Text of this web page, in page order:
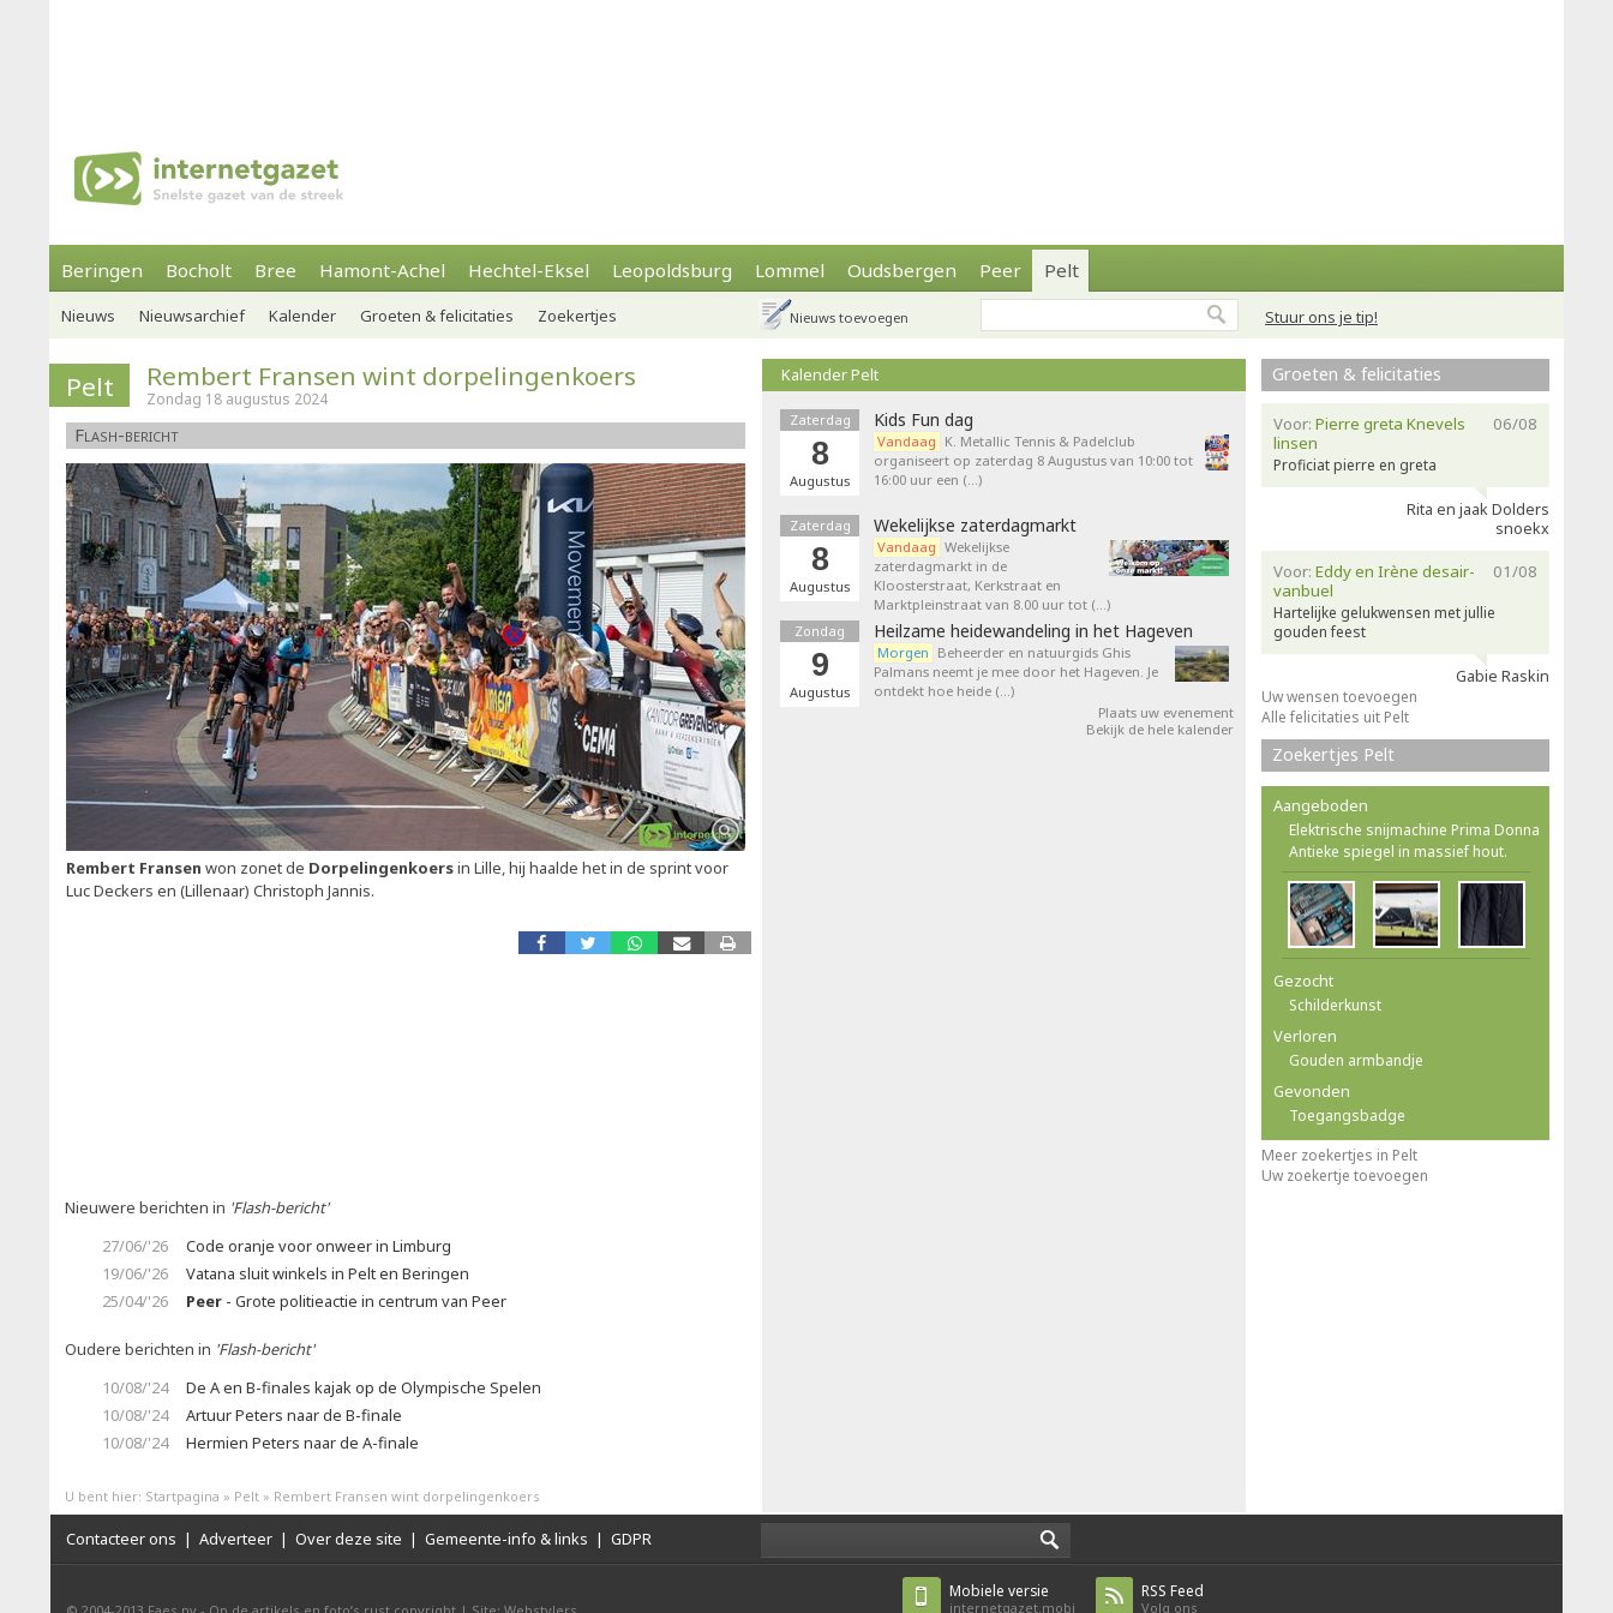
Beringen Bocholt Bree Hamont-Achel Hechtel-Eksel Leopoldsburg Lommel Oudsbergen Peer Pelt
Stuur ons je tip!
Nieuws Nieuwsarchief Kalender Groeten & felicitaties Zoekertjes Nieuws toevoegen
Pelt Rembert Fransen wint dorpelingenkoers
Zondag 18 augustus 2024
Flash-bericht
Rembert Fransen won zonet de Dorpelingenkoersin Lille, hij haalde het in de sprint voor
Luc Deckers en (Lillenaar) Christoph Jannis.
Nieuwere berichten in 'Flash-bericht'
27/06/'26
Code oranje voor onweer in Limburg
19/06/'26
Vatana sluit winkels in Pelt en Beringen
25/04/'26
Peer - Grote politieactie in centrum van Peer
Oudere berichten in 'Flash-bericht'
10/08/'24
De A en B-finales kajak op de Olympische Spelen
10/08/'24
Artuur Peters naar de B-finale
10/08/'24
Hermien Peters naar de A-finale
Kalender Pelt
Zaterdag
8
Augustus
Kids Fun dag
Vandaag K. Metallic Tennis & Padelclub
organiseert op zaterdag 8 Augustus van 10:00 tot
16:00 uur een (…)
Zaterdag
8
Augustus
Wekelijkse zaterdagmarkt
Vandaag Wekelijkse
zaterdagmarkt in de
Kloosterstraat, Kerkstraat en
Marktpleinstraat van 8.00 uur tot (…)
Zondag
9
Augustus
Heilzame heidewandeling in het Hageven
Morgen Beheerder en natuurgids Ghis
Palmans neemt je mee door het Hageven. Je
ontdekt hoe heide (…)
Plaats uw evenement
Bekijk de hele kalender
Groeten & felicitaties
06/08
Voor: Pierre greta Knevels
linsen
Proficiat pierre en greta
Rita en jaak Dolders
snoekx
01/08
Voor: Eddy en Irène desair-
vanbuel
Hartelijke gelukwensen met jullie
gouden feest
Gabie Raskin
Uw wensen toevoegen
Alle felicitaties uit Pelt
Zoekertjes Pelt
Aangeboden
Elektrische snijmachine Prima Donna
Antieke spiegel in massief hout.
Gezocht
Schilderkunst
Verloren
Gouden armbandje
Gevonden
Toegangsbadge
Meer zoekertjes in Pelt
Uw zoekertje toevoegen
U bent hier: Startpagina » Pelt » Rembert Fransen wint dorpelingenkoers
Contacteer ons | Adverteer | Over deze site | Gemeente-info & links | GDPR
RSS Feed
Volg ons
Mobiele versie
internetgazet.mobi